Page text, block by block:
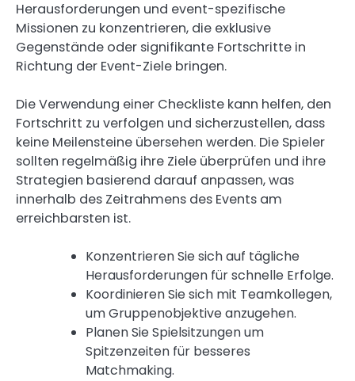
Herausforderungen und event-spezifische
Missionen zu konzentrieren, die exklusive
Gegenstände oder signifikante Fortschritte in
Richtung der Event-Ziele bringen.
Die Verwendung einer Checkliste kann helfen, den
Fortschritt zu verfolgen und sicherzustellen, dass
keine Meilensteine übersehen werden. Die Spieler
sollten regelmäßig ihre Ziele überprüfen und ihre
Strategien basierend darauf anpassen, was
innerhalb des Zeitrahmens des Events am
erreichbarsten ist.
Konzentrieren Sie sich auf tägliche
Herausforderungen für schnelle Erfolge.
Koordinieren Sie sich mit Teamkollegen,
um Gruppenobjektive anzugehen.
Planen Sie Spielsitzungen um
Spitzenzeiten für besseres
Matchmaking.